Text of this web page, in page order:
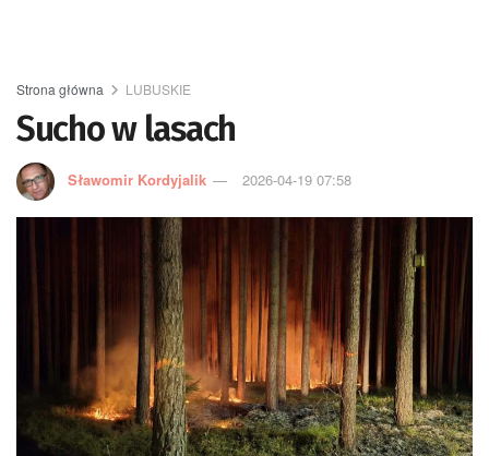
Strona główna LUBUSKIE
Sucho w lasach
Sławomir Kordyjalik 2026-04-19 07:58